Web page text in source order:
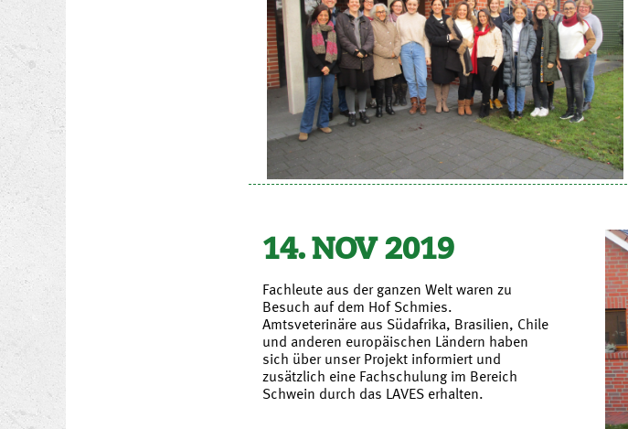
14. NOV 2019
Fachleute aus der ganzen Welt waren zu
Besuch auf dem Hof Schmies.
Amtsveterinäre aus Südafrika, Brasilien, Chile
und anderen europäischen Ländern haben
sich über unser Projekt informiert und
zusätzlich eine Fachschulung im Bereich
Schwein durch das LAVES erhalten.